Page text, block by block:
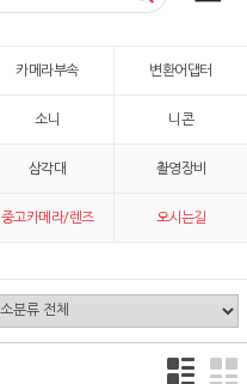
카메라부속 변환어댑터
소니 니콘
삼각대 촬영장비
중고카메라/렌즈 오시는길